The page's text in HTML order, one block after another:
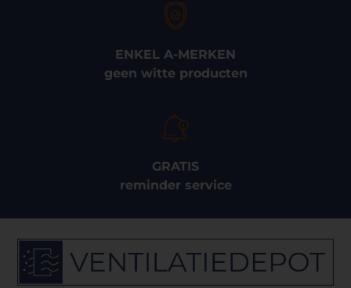
ENKEL A-MERKEN
geen witte producten
GRATIS
reminder service